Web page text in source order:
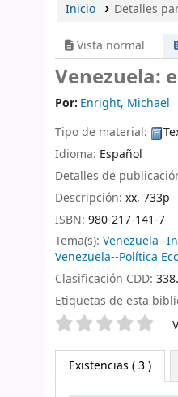
Inicio Detalles
Vista normal
Venezuela:
Por: Enright, Michael
Tipo de material:
Idioma: Español
Detalles de
Descripción: xx, 733p
ISBN: 980-217-141-7
Tema(s): Venezuela--
Venezuela--Política
Clasificación CDD:
Etiquetas de esta
Valoración
Existencias ( 3 )